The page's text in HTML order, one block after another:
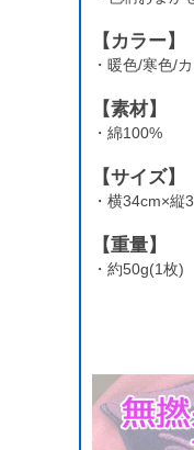
【カラー】
・暖色/寒色/
【素材】
・綿100%
【サイズ】
・横34cm×縦
【重量】
・約50g(1枚)